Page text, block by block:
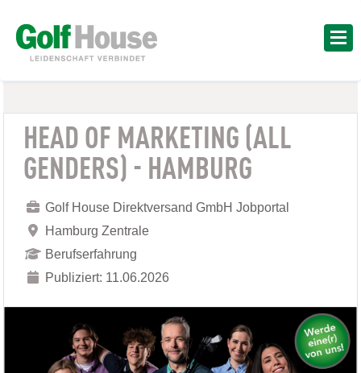
HEAD OF MARKETING (ALL
GENDERS) - HAMBURG
Golf House Direktversand GmbH Jobportal
Hamburg Zentrale
Berufserfahrung
Publiziert: 11.06.2026